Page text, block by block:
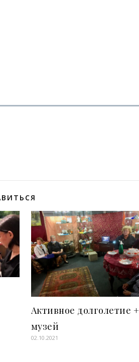
Активное долголетие +
музей
02.10.2021